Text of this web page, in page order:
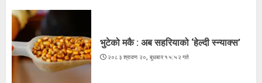
भुटेको मकै : अब सहरियाको ‘हेल्दी स्न्याक्स’
२०८३ श्रावण २०, बुधबार १५:५२ गते